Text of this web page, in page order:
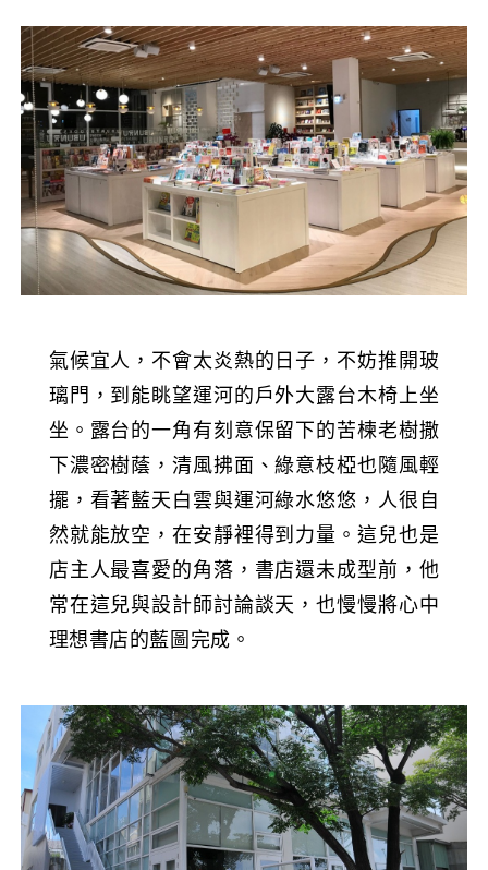
氣候宜人，不會太炎熱的日子，不妨推開玻
璃門，到能眺望運河的戶外大露台木椅上坐
坐。露台的一角有刻意保留下的苦楝老樹撒
下濃密樹蔭，清風拂面、綠意枝椏也隨風輕
擺，看著藍天白雲與運河綠水悠悠，人很自
然就能放空，在安靜裡得到力量。這兒也是
店主人最喜愛的角落，書店還未成型前，他
常在這兒與設計師討論談天，也慢慢將心中
理想書店的藍圖完成。